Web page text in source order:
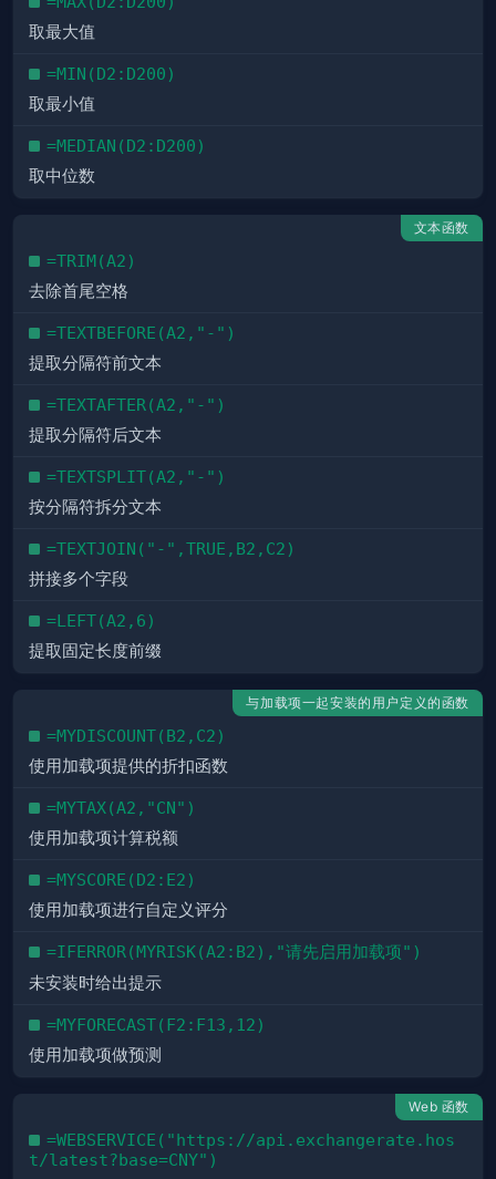
取最大值
=MIN(D2:D200)
取最小值
=MEDIAN(D2:D200)
取中位数
文本函数
=TRIM(A2)
去除首尾空格
=TEXTBEFORE(A2,"-")
提取分隔符前文本
=TEXTAFTER(A2,"-")
提取分隔符后文本
=TEXTSPLIT(A2,"-")
按分隔符拆分文本
=TEXTJOIN("-",TRUE,B2,C2)
拼接多个字段
=LEFT(A2,6)
提取固定长度前缀
与加载项一起安装的用户定义的函数
=MYDISCOUNT(B2,C2)
使用加载项提供的折扣函数
=MYTAX(A2,"CN")
使用加载项计算税额
=MYSCORE(D2:E2)
使用加载项进行自定义评分
=IFERROR(MYRISK(A2:B2),"请先启用加载项")
未安装时给出提示
=MYFORECAST(F2:F13,12)
使用加载项做预测
Web 函数
=WEBSERVICE("https://api.exchangerate.hos
t/latest?base=CNY")